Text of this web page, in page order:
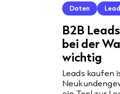
Daten
B2B
bei der
wichtig
Leads kaufen